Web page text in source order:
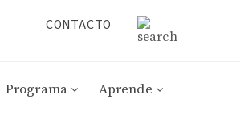
CONTACTO
Programa Aprende